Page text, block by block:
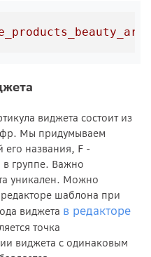
виджета состоит из
Мы придумываем
его названия, F -
группе. Важно
уникален. Можно
шаблона при
виджета в редакторе
точка
виджета с одинаковым